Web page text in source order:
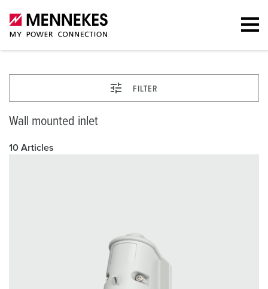
FILTER
Wall mounted inlet
10 Articles